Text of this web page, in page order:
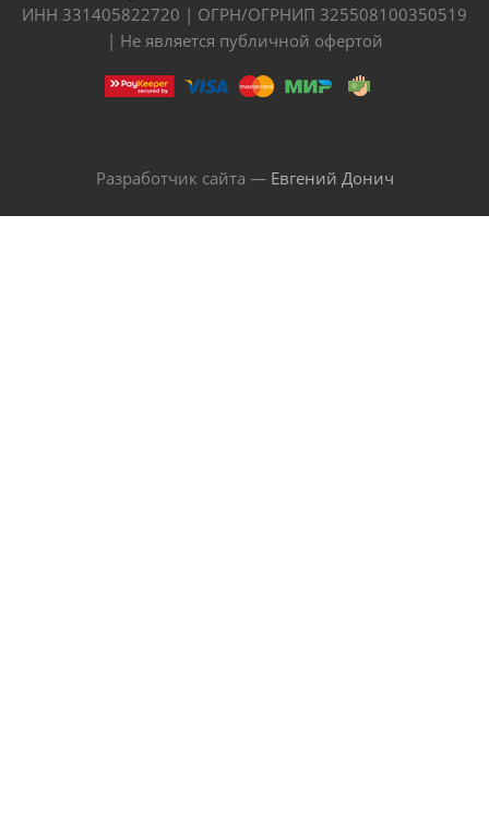
ИНН 331405822720 | ОГРН/ОГРНИП 325508100350519
| Не является публичной офертой
Разработчик сайта — Евгений Донич